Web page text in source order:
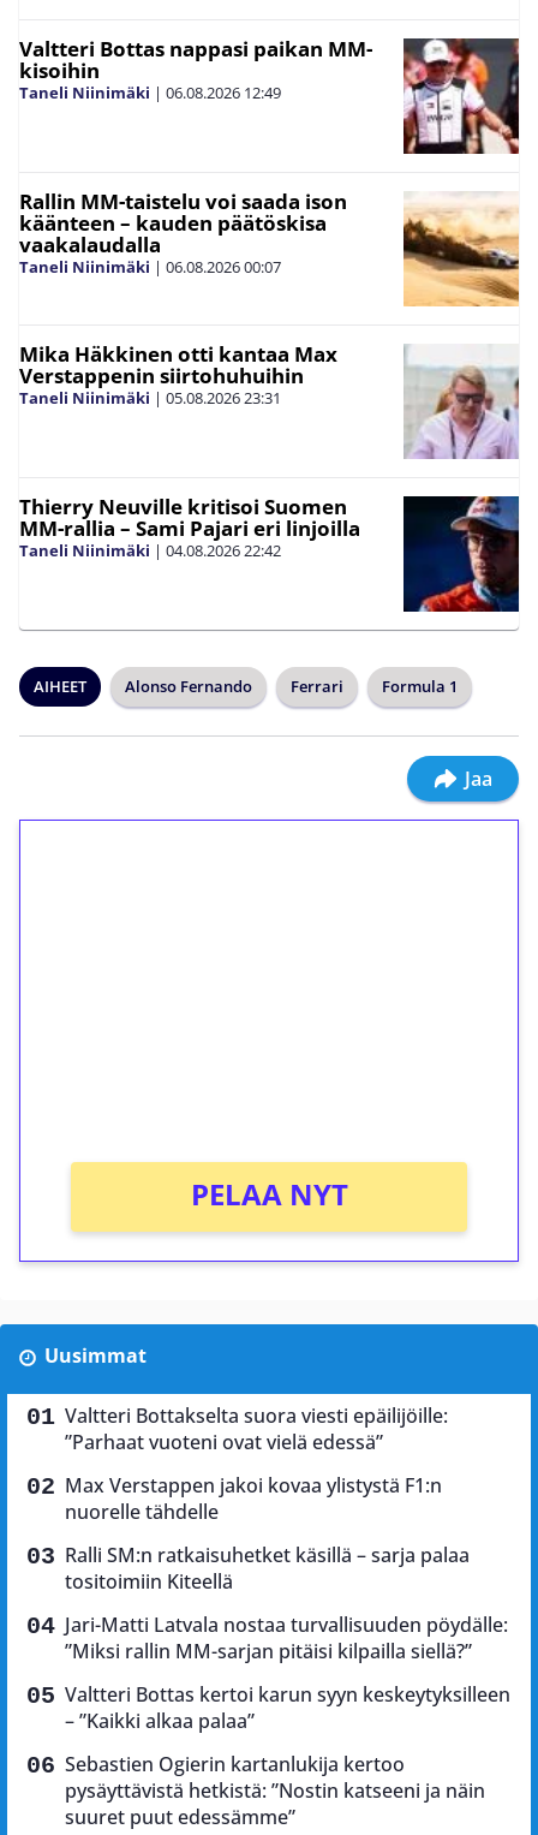
Valtteri Bottas nappasi paikan MM-
kisoihin
Taneli Niinimäki | 06.08.2026 12:49
Rallin MM-taistelu voi saada ison
käänteen – kauden päätöskisa
vaakalaudalla
Taneli Niinimäki | 06.08.202600:07
Mika Häkkinen otti kantaa Max
Verstappenin siirtohuhuihin
Taneli Niinimäki | 05.08.202623:31
Thierry Neuville kritisoi Suomen
MM-rallia – Sami Pajari eri linjoilla
Taneli Niinimäki | 04.08.202622:42
AIHEET Alonso Fernando Ferrari Formula 1
Jaa
PELAA NYT
Uusimmat
Valtteri Bottakselta suora viesti epäilijöille:
”Parhaat vuoteni ovat vielä edessä”
Max Verstappen jakoi kovaa ylistystä F1:n
nuorelle tähdelle
Ralli SM:n ratkaisuhetket käsillä – sarja palaa
tositoimiin Kiteellä
Jari-Matti Latvala nostaa turvallisuuden pöydälle:
”Miksi rallin MM-sarjan pitäisi kilpailla siellä?”
Valtteri Bottas kertoi karun syyn keskeytyksilleen
– ”Kaikki alkaa palaa”
Sebastien Ogierin kartanlukija kertoo
pysäyttävistä hetkistä: ”Nostin katseeni ja näin
suuret puut edessämme”